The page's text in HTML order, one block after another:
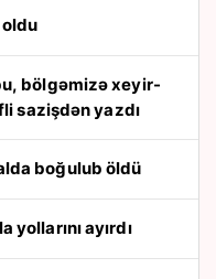
sazişdən yazdı
boğulub öldü
yollarını ayırdı